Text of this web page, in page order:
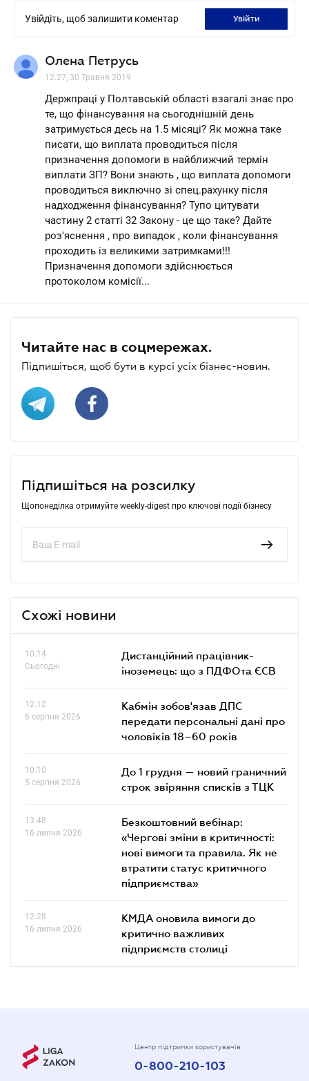
Увійдіть, щоб залишити коментар увійти
Олена Петрусь
12.27, 30 Травня 2019
Держпраці у Полтавській області взагалі знає про
те, що фінансування на сьогоднішній день
затримується десь на 1.5 місяці? Як можна таке
писати, що виплата проводиться після
призначення допомоги в найближчий термін
виплати ЗП? Вони знають , що виплата допомоги
проводиться виключно зі спец.рахунку після
надходження фінансування? Тупо цитувати
частину 2 статті 32 Закону - це що таке? Дайте
роз'яснення , про випадок , коли фінансування
проходить із великими затримками!!!
Призначення допомоги здійснюється
протоколом комісії...
Читайте нас в соцмережах.
Підпишіться, щоб бути в курсі усіх бізнес-новин.
Підпишіться на розсилку
Щопонеділка отримуйте weekly-digest про ключові події бізнесу
Схожі новини
10.14
Сьогодні
Дистанційний працівник-
іноземець: що з ПДФОта ЄСВ
12.12
6 серпня 2026
Кабмін зобов'язав ДПС
передати персональні дані про
чоловіків 18–60 років
10.10
5 серпня 2026
До 1 грудня — новий граничний
строк звіряння списків з ТЦК
13.48
16 липня 2026
Безкоштовний вебінар:
«Чергові зміни в критичності:
нові вимоги та правила. Як не
втратити статус критичного
підприємства»
12.28
16 липня 2026
КМДА оновила вимоги до
критично важливих
підприємств столиці
Центр підтримки користувачів
0-800-210-103